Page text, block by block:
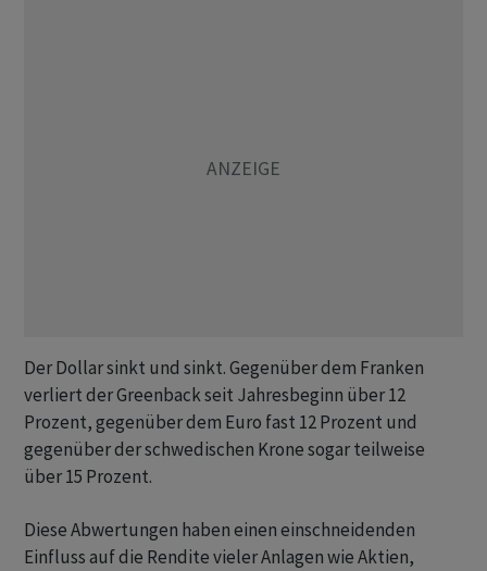
Der Dollar sinkt und sinkt. Gegenüber dem Franken
verliert der Greenback seit Jahresbeginn über 12
Prozent, gegenüber dem Euro fast 12 Prozent und
gegenüber der schwedischen Krone sogar teilweise
über 15 Prozent.
Diese Abwertungen haben einen einschneidenden
Einfluss auf die Rendite vieler Anlagen wie Aktien,